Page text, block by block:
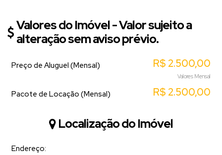
Valores do Imóvel - Valor sujeito a
alteração sem aviso prévio.
R$ 2.500,00
Preço de Aluguel (Mensal)
Valores Mensal
R$ 2.500,00
Pacote de Locação (Mensal)
Localização do Imóvel
Endereço: